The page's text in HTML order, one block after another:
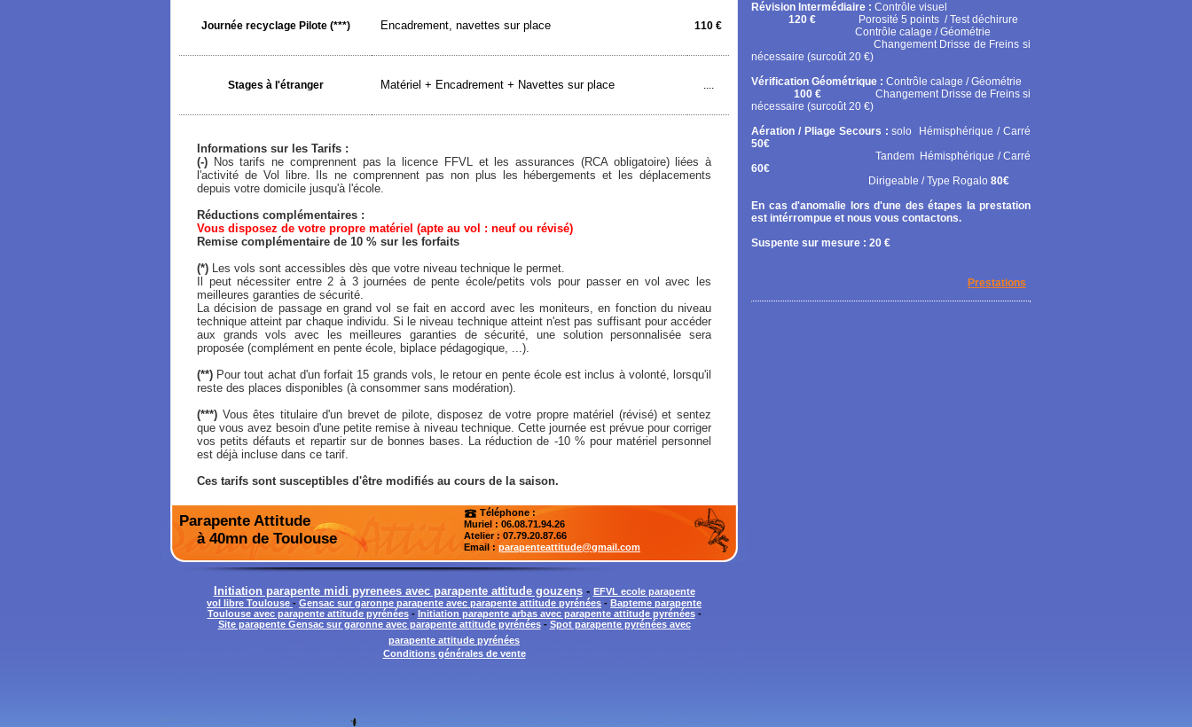
Journée recyclage Pilote (***) Encadrement, navettes sur place 110 €
Stages à l'étranger Matériel + Encadrement + Navettes sur place ....
Informations sur les Tarifs :
(-) Nos tarifs ne comprennent pas la licence FFVL et les assurances (RCA obligatoire) liées à
l'activité de Vol libre. Ils ne comprennent pas non plus les hébergements et les déplacements
depuis votre domicile jusqu'à l'école.
Réductions complémentaires :
Vous disposez de votre propre matériel (apte au vol : neuf ou révisé)
Remise complémentaire de 10 % sur les forfaits
(*) Les vols sont accessibles dès que votre niveau technique le permet.
Il peut nécessiter entre 2 à 3 journées de pente école/petits vols pour passer en vol avec les
meilleures garanties de sécurité.
La décision de passage en grand vol se fait en accord avec les moniteurs, en fonction du niveau
technique atteint par chaque individu. Si le niveau technique atteint n'est pas suffisant pour accéder
aux grands vols avec les meilleures garanties de sécurité, une solution personnalisée sera
proposée (complément en pente école, biplace pédagogique, ...).
(**) Pour tout achat d'un forfait 15 grands vols, le retour en pente école est inclus à volonté, lorsqu'il
reste des places disponibles (à consommer sans modération).
(***) Vous êtes titulaire d'un brevet de pilote, disposez de votre propre matériel (révisé) et sentez
que vous avez besoin d'une petite remise à niveau technique. Cette journée est prévue pour corriger
vos petits défauts et repartir sur de bonnes bases. La réduction de -10 % pour matériel personnel
est déjà incluse dans ce tarif.
Ces tarifs sont susceptibles d'être modifiés au cours de la saison.
Parapente Attitude
à 40mn de Toulouse
Téléphone :
Muriel : 06.08.71.94.26
Atelier: 07.79.20.87.66
Email : parapenteattitude@gmail.com
Initiation parapente midi pyrenees avec parapente attitude gouzens- EFVL ecole parapente
vol libre Toulouse - Gensac sur garonne parapente avec parapente attitude pyrénées - Bapteme parapente
Toulouse avec parapente attitude pyrénées- Initiation parapente arbas avec parapente attitude pyrénées-
Site parapente Gensac sur garonne avec parapente attitude pyrénées- Spot parapente pyrénées avec
parapente attitude pyrénées
Conditions générales de vente
Révision Intermédiaire : Contrôle visuel
120 € Porosité 5 points / Test déchirure
Contrôle calage / Géométrie
Changement Drisse de Freins si
nécessaire (surcoût 20 €)
Vérification Géométrique : Contrôle calage / Géométrie
100 € Changement Drisse de Freins si
nécessaire (surcoût 20 €)
Aération / Pliage Secours :solo
Hémisphérique / Carré
50€
Tandem Hémisphérique / Carré
60€
Dirigeable / Type Rogalo 80€
En cas d'anomalie lors d'une des étapes la prestation
est intérrompue et nous vous contactons.
Suspente sur mesure : 20 €
Prestations